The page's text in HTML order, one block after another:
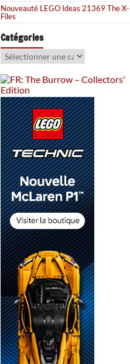
Nouveauté LEGO Ideas 21369 The X-
Files
Catégories
Catégories